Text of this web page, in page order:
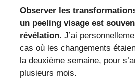
Observer les
un peeling visage est
révélation. J’ai
cas où les changements
la deuxième semaine, pour
plusieurs mois.